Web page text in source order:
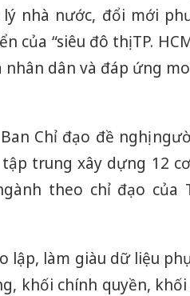
nhà nước, đổi mới
của “siêu đô thị TP.
dân và đáp ứng
Chỉ đạo đề nghị
trung xây dựng 12
theo chỉ đạo của
làm giàu dữ liệu
khối chính quyền,